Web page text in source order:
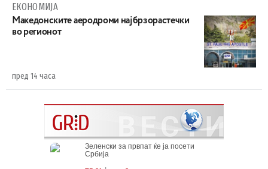
ЕКОНОМИЈА
Maкедонските аеродроми најбрзорастечки
во регионот
пред 14 часа